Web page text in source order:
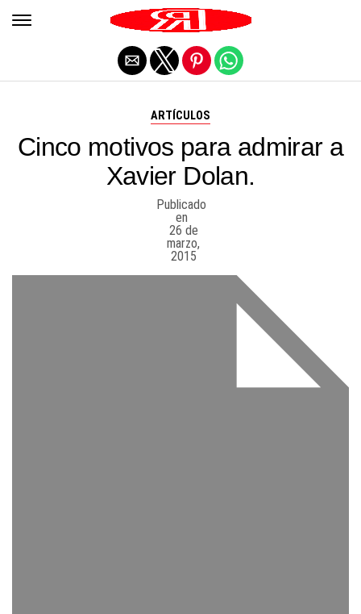
ARTÍCULOS
Cinco motivos para admirar a
Xavier Dolan.
Publicado
en
26 de
marzo,
2015
Salir de la versión móvil